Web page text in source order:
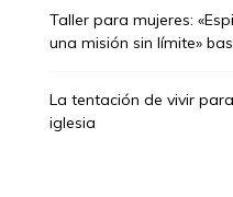
Taller para mujeres:
una misión sin límite»
La tentación de vivir
iglesia